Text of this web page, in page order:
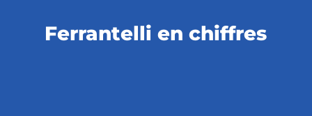
Ferrantelli en chiffres